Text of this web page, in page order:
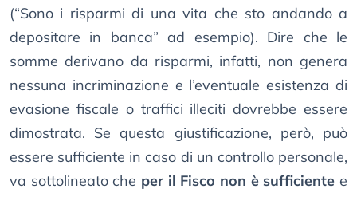
(“Sono i risparmi di una vita che sto andando a
depositare in banca” ad esempio). Dire che le
somme derivano da risparmi, infatti, non genera
nessuna incriminazione e l’eventuale esistenza di
evasione fiscale o traffici illeciti dovrebbe essere
dimostrata. Se questa giustificazione, però, può
essere sufficiente in caso di un controllo personale,
va sottolineato che per il Fisco non è sufficiente e